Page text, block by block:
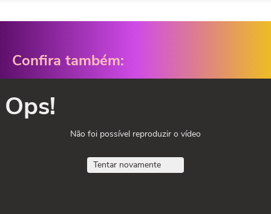
Confira também:
Ops!
Não foi possível reproduzir o vídeo
Tentar novamente